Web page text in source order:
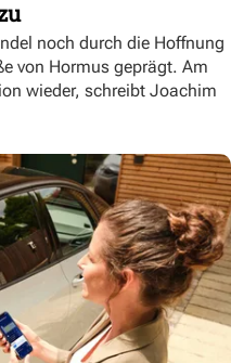
noch durch die Hoffnung
von Hormus geprägt. Am
wieder, schreibt Joachim